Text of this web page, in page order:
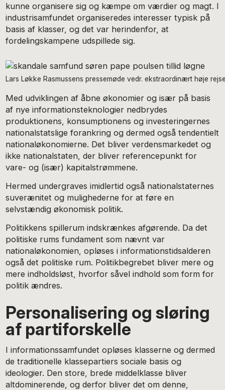
kunne organisere sig og kæmpe om værdier og magt. I
industrisamfundet organiseredes interesser typisk på
basis af klasser, og det var herindenfor, at
fordelingskampene udspillede sig.
Lars Løkke Rasmussens pressemøde vedr. ekstraordinært høje
Med udviklingen af åbne økonomier og især på basis
af nye informationsteknologier nedbrydes
produktionens, konsumptionens og investeringernes
nationalstatslige forankring og dermed også tendentielt
nationaløkonomierne. Det bliver verdensmarkedet og
ikke nationalstaten, der bliver referencepunkt for
vare- og (især) kapitalstrømmene.
Hermed undergraves imidlertid også nationalstaternes
suverænitet og mulighederne for at føre en
selvstændig økonomisk politik.
Politikkens spillerum indskrænkes afgørende. Da det
politiske rums fundament som nævnt var
nationaløkonomien, opløses i informationstidsalderen
også det politiske rum. Politikbegrebet bliver mere og
mere indholdsløst, hvorfor såvel indhold som form for
politik ændres.
Personalisering og sløring
af partiforskelle
I informationssamfundet opløses klasserne og dermed
de traditionelle klassepartiers sociale basis og
ideologier. Den store, brede middelklasse bliver
altdominerende, og derfor bliver det om denne,